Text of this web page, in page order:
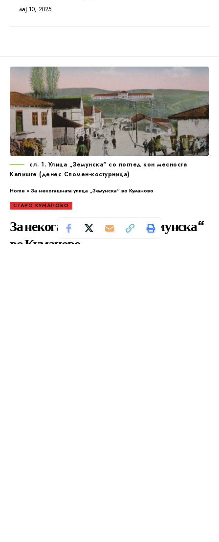
мај 10, 2025
сл. 1. Улица „Земунска“ со поглед кон месноста
Калиште (денес Спомен-костурница)
Home»За некогашната улица „Земунска“ во Куманово
СТАРО КУМАНОВО
За некогашната улица „Земунска“
во Куманово